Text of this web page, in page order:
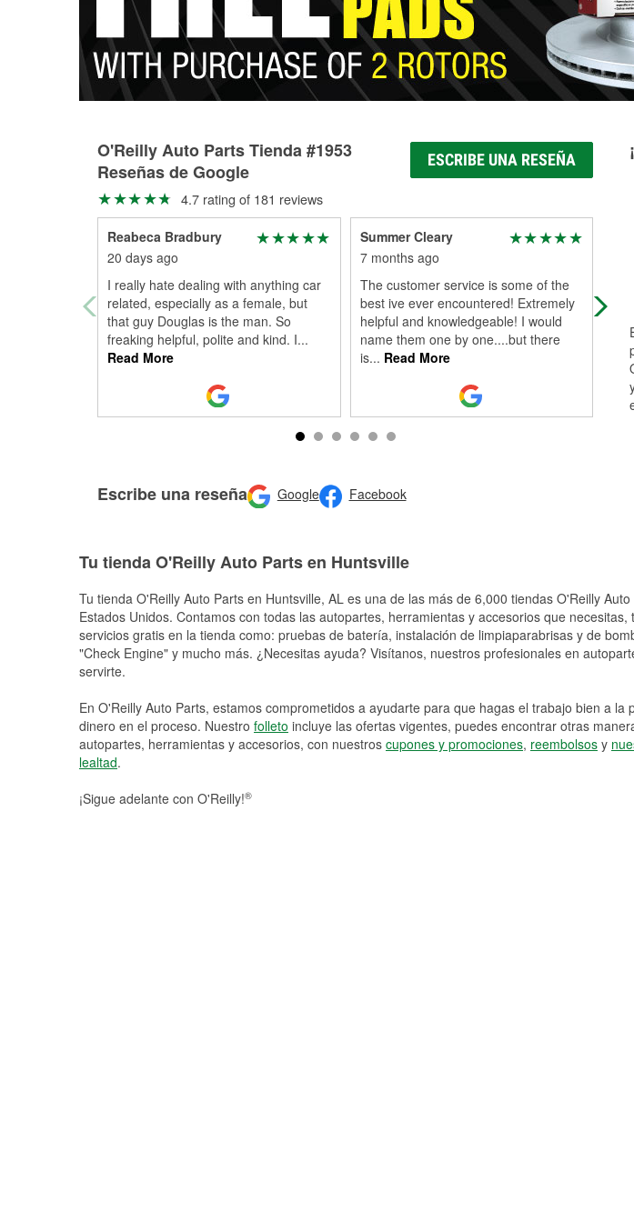
O'Reilly Auto Parts Tienda #1953
Reseñas de Google
ESCRIBE UNA RESEÑA
4.7 rating of 181 reviews
Reabeca Bradbury
20 days ago
I really hate dealing with anything car
related, especially as a female, but
that guy Douglas is the man. So
freaking helpful, polite and kind. I...
Read More
Summer Cleary
7 months ago
The customer service is some of the
best ive ever encountered! Extremely
helpful and knowledgeable! I would
name them one by one....but there
is... Read More
Escribe una reseña Google Facebook
Tu tienda O'Reilly Auto Parts en Huntsville
Tu tienda O'Reilly Auto Parts en Huntsville, AL es una de las más de 6,000 tiendas O'Reilly
Estados Unidos. Contamos con todas las autopartes, herramientas y accesorios que necesitas,
servicios gratis en la tienda como: pruebas de batería, instalación de limpiaparabrisas y de
"Check Engine" y mucho más. ¿Necesitas ayuda? Visítanos, nuestros profesionales en
servirte.
En O'Reilly Auto Parts, estamos comprometidos a ayudarte para que hagas el trabajo bien a la
dinero en el proceso. Nuestro folleto incluye las ofertas vigentes, puedes encontrar otras
autopartes, herramientas y accesorios, con nuestros cupones y promociones, reembolsos y
lealtad.
¡Sigue adelante con O'Reilly!®